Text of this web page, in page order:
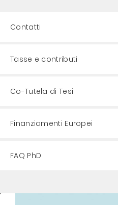
Contatti
Tasse e contributi
Co-Tutela di Tesi
Finanziamenti Europei
FAQ PhD